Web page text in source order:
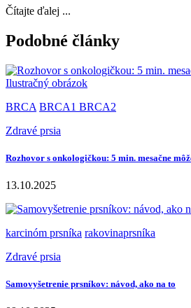
Čítajte ďalej ...
Podobné články
BRCA BRCA1 BRCA2
Zdravé prsia
Rozhovor s onkologičkou: 5 min. mesačne
13.10.2025
karcinóm prsníka rakovinaprsníka
Zdravé prsia
Samovyšetrenie prsníkov: návod, ako na to